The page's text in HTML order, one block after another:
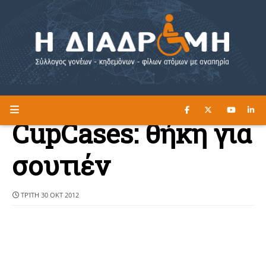
Η ΔΙΑΔΡΟΜΗ ΔΙΑΒΑΣΤΕ ΕΔΩ ►
CupCases: θήκη για
σουτιέν
ΤΡΊΤΗ 30 ΟΚΤ 2012